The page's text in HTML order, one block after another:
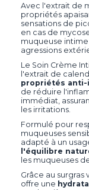
Avec l'extrait de
propriétés
sensations de
en cas de
muqueuse
agressions
Le Soin Crème
l'extrait de
propriétés
de réduire
immédiat,
les irritations.
Formulé pour
muqueuses
adapté à un
l'équilibre
les muqueuses
Grâce au
offre une